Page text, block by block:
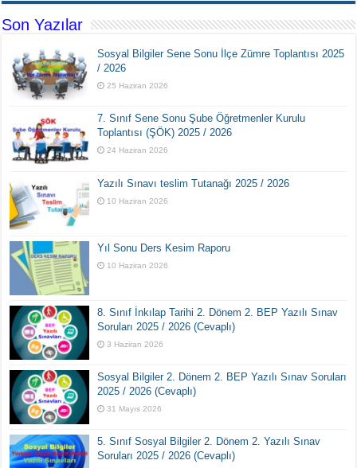
Son Yazılar
Sosyal Bilgiler Sene Sonu İlçe Zümre Toplantısı 2025
/ 2026
25 Haziran 2026
7. Sınıf Sene Sonu Şube Öğretmenler Kurulu
Toplantısı (ŞÖK) 2025 / 2026
24 Haziran 2026
Yazılı Sınavı teslim Tutanağı 2025 / 2026
10 Haziran 2026
Yıl Sonu Ders Kesim Raporu
10 Haziran 2026
8. Sınıf İnkılap Tarihi 2. Dönem 2. BEP Yazılı Sınav
Soruları 2025 / 2026 (Cevaplı)
3 Haziran 2026
Sosyal Bilgiler 2. Dönem 2. BEP Yazılı Sınav Soruları
2025 / 2026 (Cevaplı)
31 Mayıs 2026
5. Sınıf Sosyal Bilgiler 2. Dönem 2. Yazılı Sınav
Soruları 2025 / 2026 (Cevaplı)